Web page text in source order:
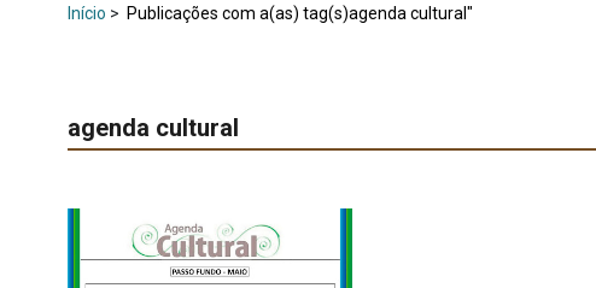
Início > Publicações com a(as) tag(s)agenda cultural"
agenda cultural